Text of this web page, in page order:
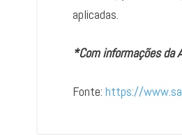
aplicadas.
*Com informações da
Fonte: https://